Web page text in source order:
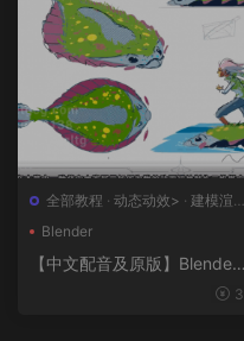
全部教程 · 动态动效> · 建模渲染
Blender
【中文配音及原版】Blender
3